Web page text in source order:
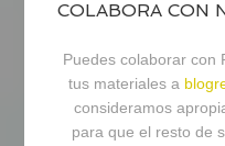
COLABORA CON
Puedes colaborar con
tus materiales a
consideramos
para que el resto de